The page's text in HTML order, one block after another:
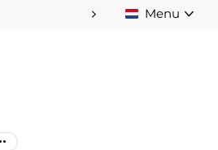
Betaal achteraf na
Menu